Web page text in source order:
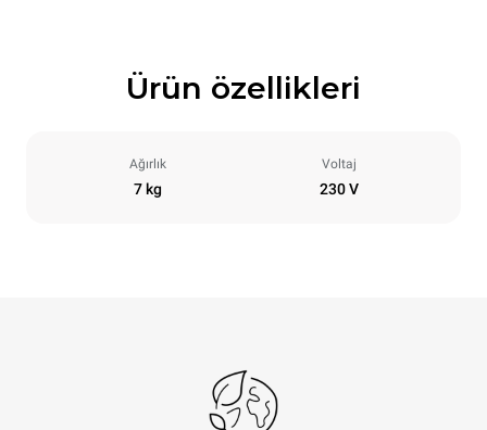
Ürün özellikleri
Ağırlık
7 kg
Voltaj
230 V